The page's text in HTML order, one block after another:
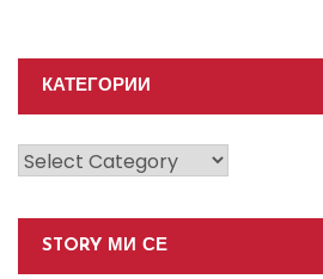
КАТЕГОРИИ
Категории
STORY МИ СЕ